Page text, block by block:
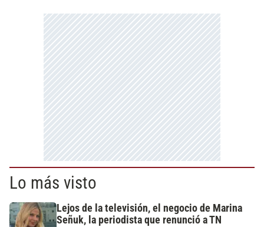
Lo más visto
Lejos de la televisión, el negocio de Marina
Señuk, la periodista que renunció a TN